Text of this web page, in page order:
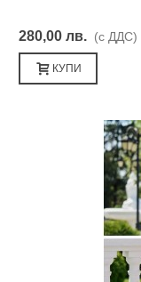
280,00 лв. (с ДДС)
КУПИ